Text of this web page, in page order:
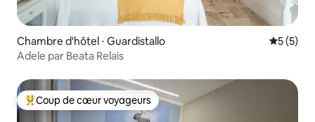
Chambre d'hôtel ⋅ Guardistallo
5 (5)
Adele par Beata Relais
Coups de cœur voyageurs les plus appréciés
Coup de cœur voyageurs